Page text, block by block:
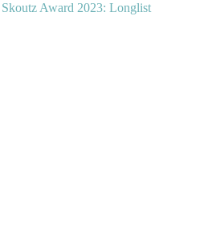
Award 2023: Longlist